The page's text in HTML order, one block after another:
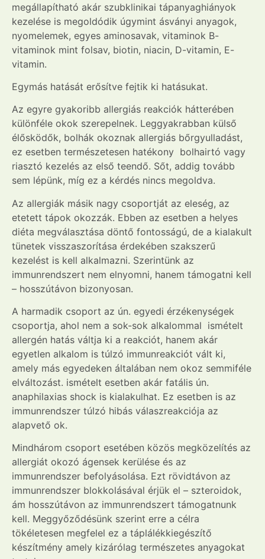
megállapítható akár szubklinikai tápanyaghiányok
kezelése is megoldódik úgymint ásványi anyagok,
nyomelemek, egyes aminosavak, vitaminok B-
vitaminok mint folsav, biotin, niacin, D-vitamin, E-
vitamin.
Egymás hatását erősítve fejtik ki hatásukat.
Az egyre gyakoribb allergiás reakciók hátterében
különféle okok szerepelnek. Leggyakrabban külső
élősködők, bolhák okoznak allergiás bőrgyulladást,
ez esetben természetesen hatékony bolhairtó vagy
riasztó kezelés az első teendő. Sőt, addig tovább
sem lépünk, míg ez a kérdés nincs megoldva.
Az allergiák másik nagy csoportját az eleség, az
etetett tápok okozzák. Ebben az esetben a helyes
diéta megválasztása döntő fontosságú, de a kialakult
tünetek visszaszorítása érdekében szakszerű
kezelést is kell alkalmazni. Szerintünk az
immunrendszert nem elnyomni, hanem támogatni kell
– hosszútávon bizonyosan.
A harmadik csoport az ún. egyedi érzékenységek
csoportja, ahol nem a sok-sok alkalommal ismételt
allergén hatás váltja ki a reakciót, hanem akár
egyetlen alkalom is túlzó immunreakciót vált ki,
amely más egyedeken általában nem okoz semmiféle
elváltozást. ismételt esetben akár fatális ún.
anaphilaxias shock is kialakulhat. Ez esetben is az
immunrendszer túlzó hibás válaszreakciója az
alapvető ok.
Mindhárom csoport esetében közös megközelítés az
allergiát okozó ágensek kerülése és az
immunrendszer befolyásolása. Ezt rövidtávon az
immunrendszer blokkolásával érjük el – szteroidok,
ám hosszútávon az immunrendszert támogatnunk
kell. Meggyőződésünk szerint erre a célra
tökéletesen megfelel ez a táplálékkiegészítő
készítmény amely kizárólag természetes anyagokat